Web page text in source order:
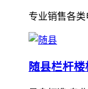
专业销售各
随县栏杆